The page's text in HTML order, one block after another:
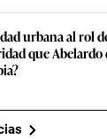
urbana al rol
que